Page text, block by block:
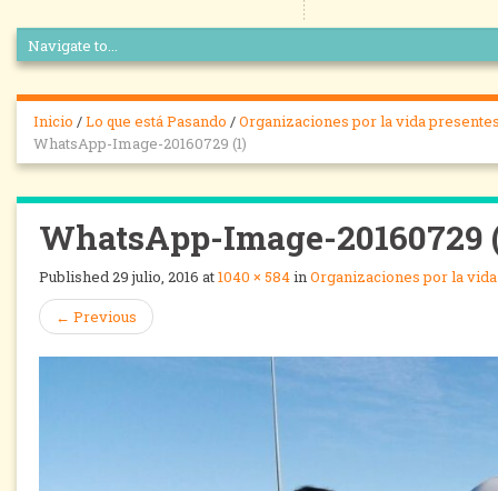
Inicio /Lo que está Pasando /Organizaciones por la vida
WhatsApp-Image-20160729 (1)
WhatsApp-Image-20160729
Published29 julio, 2016 at1040 × 584inOrganizaciones por la
← Previous